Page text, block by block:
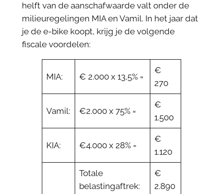
helft van de aanschafwaarde valt onder de
milieuregelingen MIA en Vamil. In het jaar dat
je de e-bike koopt, krijg je de volgende
fiscale voordelen:
MIA: € 2.000 x 13,5% =
€
270
Vamil: €2.000 x 75% =
€
1.500
KIA: €4.000 x 28% =
€
1.120
Totale
belastingaftrek:
€
2.890